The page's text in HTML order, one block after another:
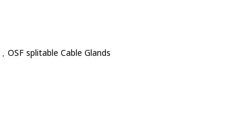
OSF splitable Cable Glands